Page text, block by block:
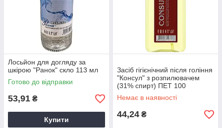
Лосьйон для догляду за
шкірою "Ранок" скло 113 мл
Готово до відправки
53,91 ₴
Купити
Засіб гігієнічний після гоління
"Консул" з розпилювачем
(31% спирт) ПЕТ 100
мл,лосьйон після гоління
Немає в наявності
44,24 ₴